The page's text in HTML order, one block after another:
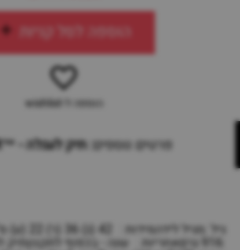
מבצע179 ₪
הוספה לסל קניות
פרטים נוספים:תיק לעגלה - ™UrbanFit